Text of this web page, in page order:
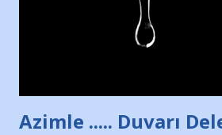
kızından biri oluyor o gün…Giriyor
Adana Nesrin, 16 yaşında. Yüzüyor. 7
Türkiye 3.lüğü var. 17 yaşında mar...
Azimle ..... Duvarı